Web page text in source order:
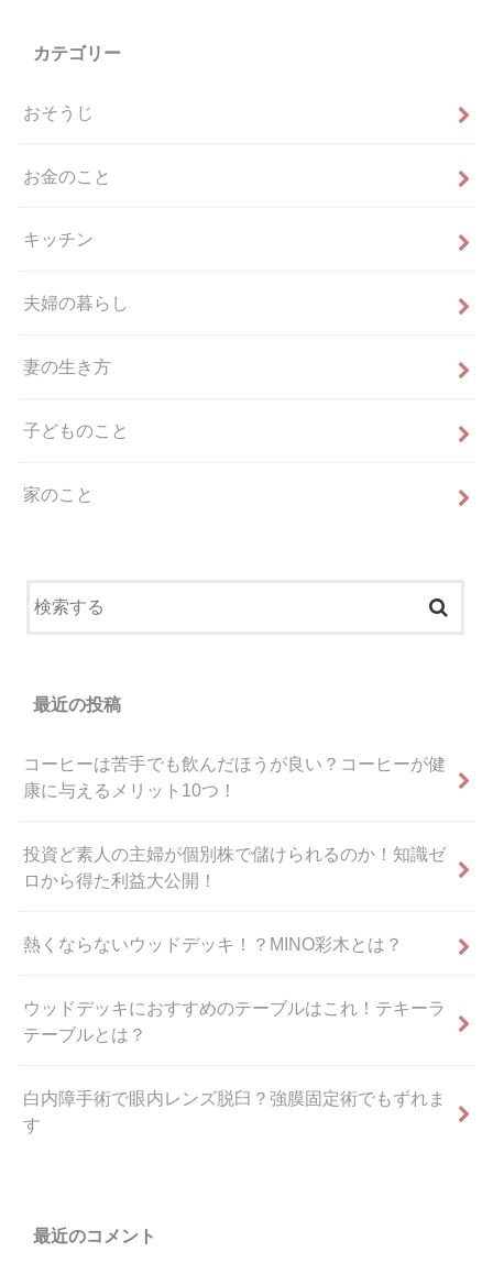
カテゴリー
おそうじ
お金のこと
キッチン
夫婦の暮らし
妻の生き方
子どものこと
家のこと
最近の投稿
コーヒーは苦手でも飲んだほうが良い？コーヒーが健
康に与えるメリット10つ！
投資ど素人の主婦が個別株で儲けられるのか！知識ゼ
ロから得た利益大公開！
熱くならないウッドデッキ！？MINO彩木とは？
ウッドデッキにおすすめのテーブルはこれ！テキーラ
テーブルとは？
白内障手術で眼内レンズ脱臼？強膜固定術でもずれま
す
最近のコメント